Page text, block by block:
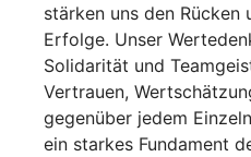
stärken uns den
Erfolge. Unser
Solidarität und
Vertrauen,
gegenüber jedem
ein starkes Fundament